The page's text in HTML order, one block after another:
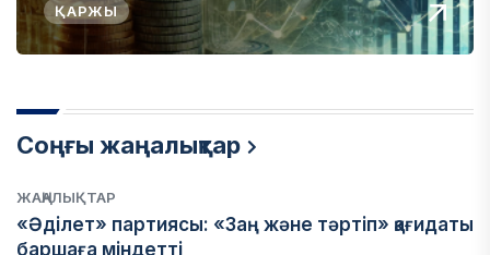
ҚАРЖЫ
Соңғы жаңалықтар
ЖАҢАЛЫҚТАР
«Әділет» партиясы: «Заң және тәртіп» қағидаты
баршаға міндетті